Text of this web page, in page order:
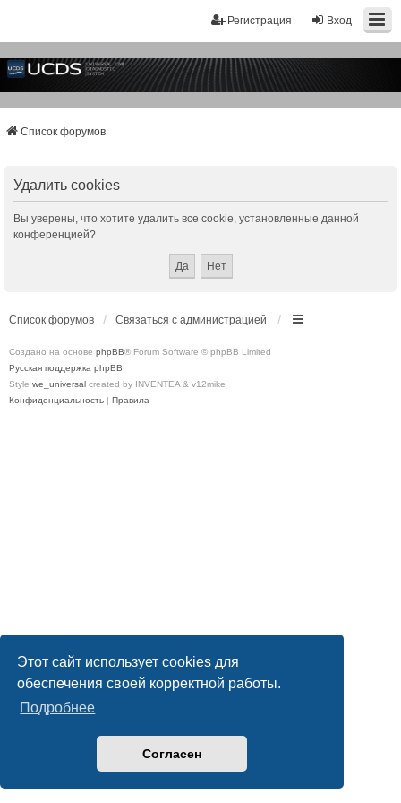
Этот сайт использует cookies для
обеспечения своей корректной работы.
Подробнее
Согласен
Вход
Регистрация
Список форумов
Удалить cookies
Вы уверены, что хотите удалить все cookie, установленные данной
конференцией?
Список форумов Связаться с администрацией
Создано на основе phpBB® Forum Software © phpBB Limited
Русская поддержка phpBB
Style we_universal created by INVENTEA & v12mike
Конфиденциальность | Правила